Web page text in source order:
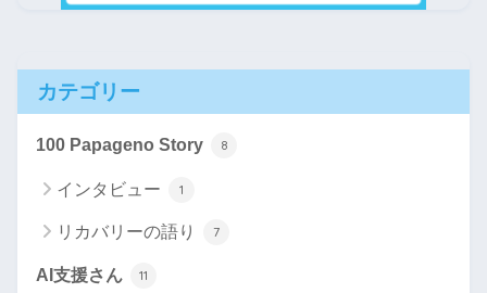
カテゴリー
100 Papageno Story 8
インタビュー 1
リカバリーの語り 7
AI支援さん 11